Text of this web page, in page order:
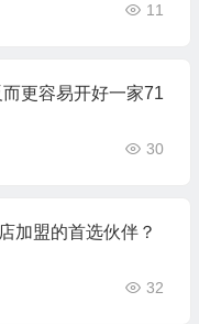
11
更容易开好一家71
30
加盟的首选伙伴？
32